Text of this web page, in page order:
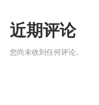
近期评论
您尚未收到任何评论。